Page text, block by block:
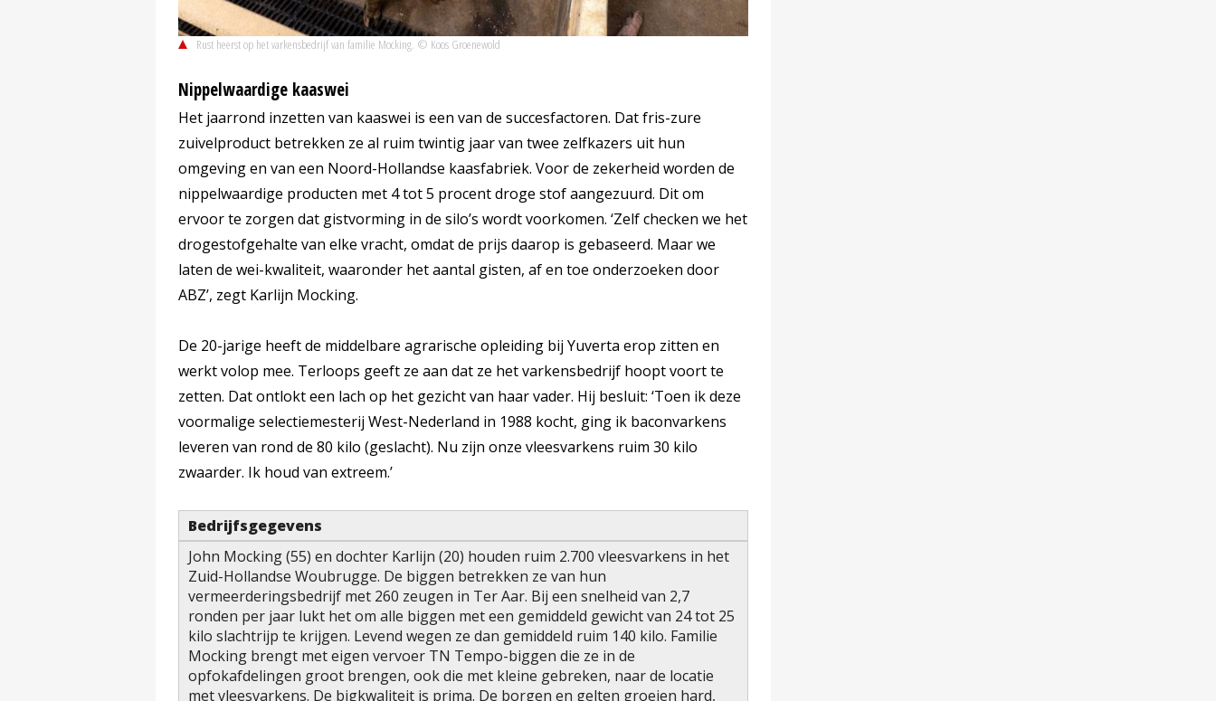
Rust heerst op het varkensbedrijf van familie Mocking. © Koos Groenewold
Nippelwaardige kaaswei
Het jaarrond inzetten van kaaswei is een van de succesfactoren. Dat fris-zure
zuivelproduct betrekken ze al ruim twintig jaar van twee zelfkazers uit hun
omgeving en van een Noord-Hollandse kaasfabriek. Voor de zekerheid worden de
nippelwaardige producten met 4 tot 5 procent droge stof aangezuurd. Dit om
ervoor te zorgen dat gistvorming in de silo’s wordt voorkomen. ‘Zelf checken we het
drogestofgehalte van elke vracht, omdat de prijs daarop is gebaseerd. Maar we
laten de wei-kwaliteit, waaronder het aantal gisten, af en toe onderzoeken door
ABZ’, zegt Karlijn Mocking.
De 20-jarige heeft de middelbare agrarische opleiding bij Yuverta erop zitten en
werkt volop mee. Terloops geeft ze aan dat ze het varkensbedrijf hoopt voort te
zetten. Dat ontlokt een lach op het gezicht van haar vader. Hij besluit: ‘Toen ik deze
voormalige selectiemesterij West-Nederland in 1988 kocht, ging ik baconvarkens
leveren van rond de 80 kilo (geslacht). Nu zijn onze vleesvarkens ruim 30 kilo
zwaarder. Ik houd van extreem.’
Bedrijfsgegevens
John Mocking (55) en dochter Karlijn (20) houden ruim 2.700 vleesvarkens in het
Zuid-Hollandse Woubrugge. De biggen betrekken ze van hun
vermeerderingsbedrijf met 260 zeugen in Ter Aar. Bij een snelheid van 2,7
ronden per jaar lukt het om alle biggen met een gemiddeld gewicht van 24 tot 25
kilo slachtrijp te krijgen. Levend wegen ze dan gemiddeld ruim 140 kilo. Familie
Mocking brengt met eigen vervoer TN Tempo-biggen die ze in de
opfokafdelingen groot brengen, ook die met kleine gebreken, naar de locatie
met vleesvarkens. De bigkwaliteit is prima. De borgen en gelten groeien hard,